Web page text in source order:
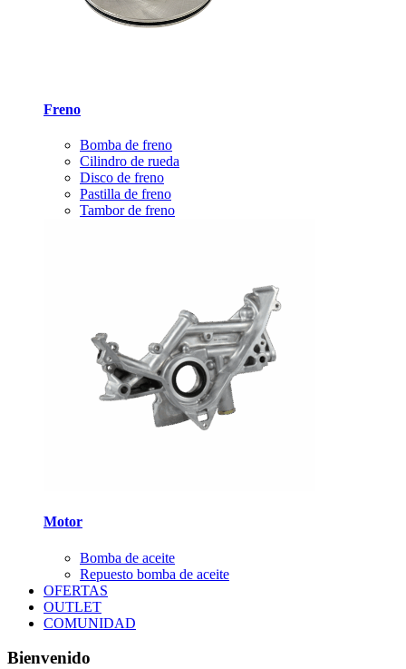
Freno
Bomba de freno
Cilindro de rueda
Disco de freno
Pastilla de freno
Tambor de freno
Motor
Bomba de aceite
Repuesto bomba de aceite
OFERTAS
OUTLET
COMUNIDAD
Bienvenido